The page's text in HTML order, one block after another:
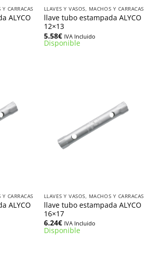
CARRACAS
ALYCO
LLAVES Y VASOS, MACHOS Y CARRACAS
llave tubo estampada ALYCO
12×13
5.58€ IVA Incluido
Disponible
CARRACAS
ALYCO
LLAVES Y VASOS, MACHOS Y CARRACAS
llave tubo estampada ALYCO
16×17
6.24€ IVA Incluido
Disponible